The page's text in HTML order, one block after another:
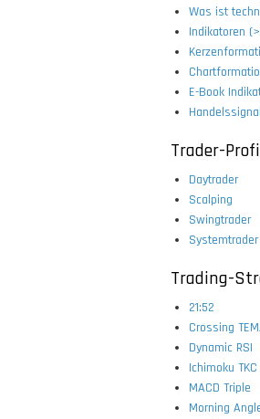
Was ist
Indikatoren
E-Book
Trader-
Daytrader
Scalping
Swingtrader
Systemtrader
Trading-
21:52
Crossing
Dynamic RSI
Ichimoku TKC
MACD Triple
Morning